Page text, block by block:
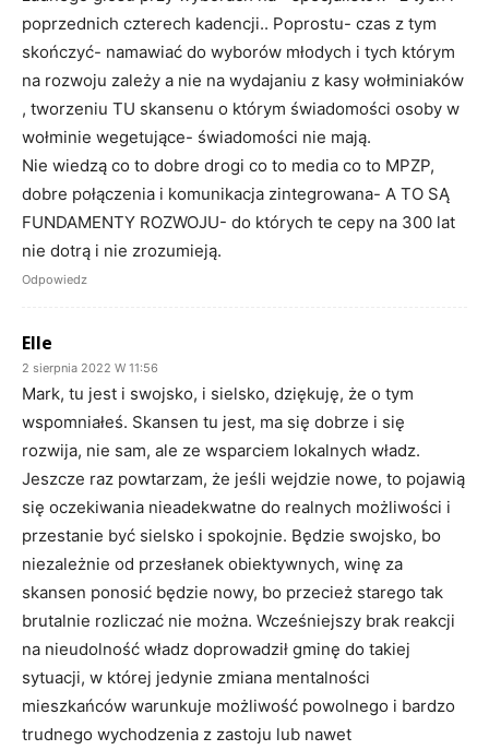
poprzednich czterech kadencji.. Poprostu- czas z tym
skończyć- namawiać do wyborów młodych i tych którym
na rozwoju zależy a nie na wydajaniu z kasy wołminiaków
, tworzeniu TU skansenu o którym świadomości osoby w
wołminie wegetujące- świadomości nie mają.
Nie wiedzą co to dobre drogi co to media co to MPZP,
dobre połączenia i komunikacja zintegrowana- A TO SĄ
FUNDAMENTY ROZWOJU- do których te cepy na 300 lat
nie dotrą i nie zrozumieją.
Odpowiedz
Elle
2 sierpnia 2022 W 11:56
Mark, tu jest i swojsko, i sielsko, dziękuję, że o tym
wspomniałeś. Skansen tu jest, ma się dobrze i się
rozwija, nie sam, ale ze wsparciem lokalnych władz.
Jeszcze raz powtarzam, że jeśli wejdzie nowe, to pojawią
się oczekiwania nieadekwatne do realnych możliwości i
przestanie być sielsko i spokojnie. Będzie swojsko, bo
niezależnie od przesłanek obiektywnych, winę za
skansen ponosić będzie nowy, bo przecież starego tak
brutalnie rozliczać nie można. Wcześniejszy brak reakcji
na nieudolność władz doprowadził gminę do takiej
sytuacji, w której jedynie zmiana mentalności
mieszkańców warunkuje możliwość powolnego i bardzo
trudnego wychodzenia z zastoju lub nawet